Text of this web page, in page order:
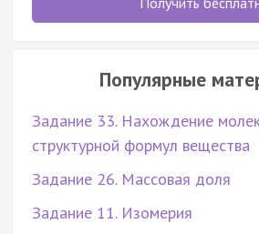
Популярные
Задание 33. Нахождение
структурной формул вещества
Задание 26. Массовая доля
Задание 11. Изомерия